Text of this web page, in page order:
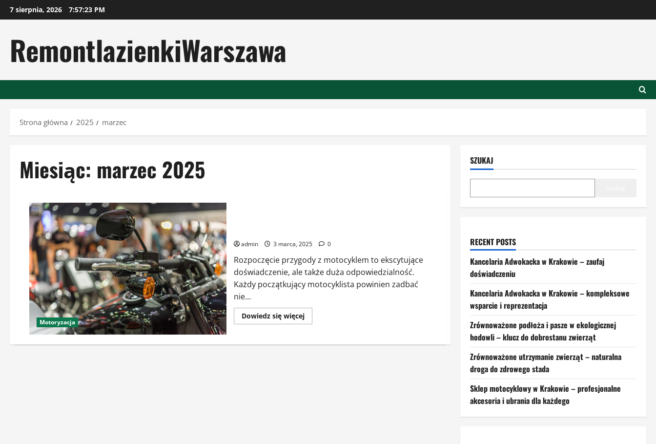
Przejdź
do
7 sierpnia, 2026 7:57:24 PM
RemontlazienkiWarszawa
Strona główna 2025 marzec
Miesiąc: marzec 2025
Motoryzacja
admin 3 marca, 2025 0
Rozpoczęcie przygody z motocyklem to ekscytujące
doświadczenie, ale także duża odpowiedzialność.
Każdy początkujący motocyklista powinien zadbać
nie...
Dowiedz się więcejDowiedz
się
Akcesoria
SZUKAJ
RECENT POSTS
Kancelaria Adwokacka w Krakowie – zaufaj
doświadczeniu
Kancelaria Adwokacka w Krakowie – kompleksowe
wsparcie i reprezentacja
Zrównoważone podłoża i pasze w ekologicznej
hodowli – klucz do dobrostanu zwierząt
Zrównoważone utrzymanie zwierząt – naturalna
droga do zdrowego stada
Sklep motocyklowy w Krakowie – profesjonalne
akcesoria i ubrania dla każdego